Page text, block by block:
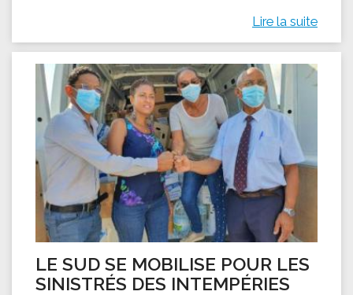
Lire la suite
LE SUD SE MOBILISE POUR LES
SINISTRÉS DES INTEMPÉRIES